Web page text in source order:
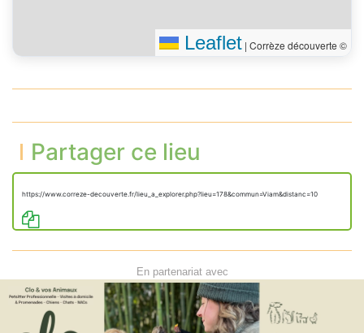
Leaflet | Corrèze découverte ©
Partager ce lieu
https://www.correze-decouverte.fr/lieu_a_explorer.php?lieu=178&commun=Viam&distanc=10
En partenariat avec